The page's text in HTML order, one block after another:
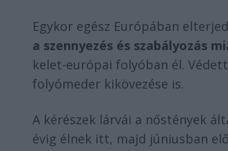
Egykor egész Európában
a szennyezés és szabályozás
kelet-európai folyóban él.
folyómeder kikövezése is.
A kérészek lárvái a nőstények
évig élnek itt, majd júniusban